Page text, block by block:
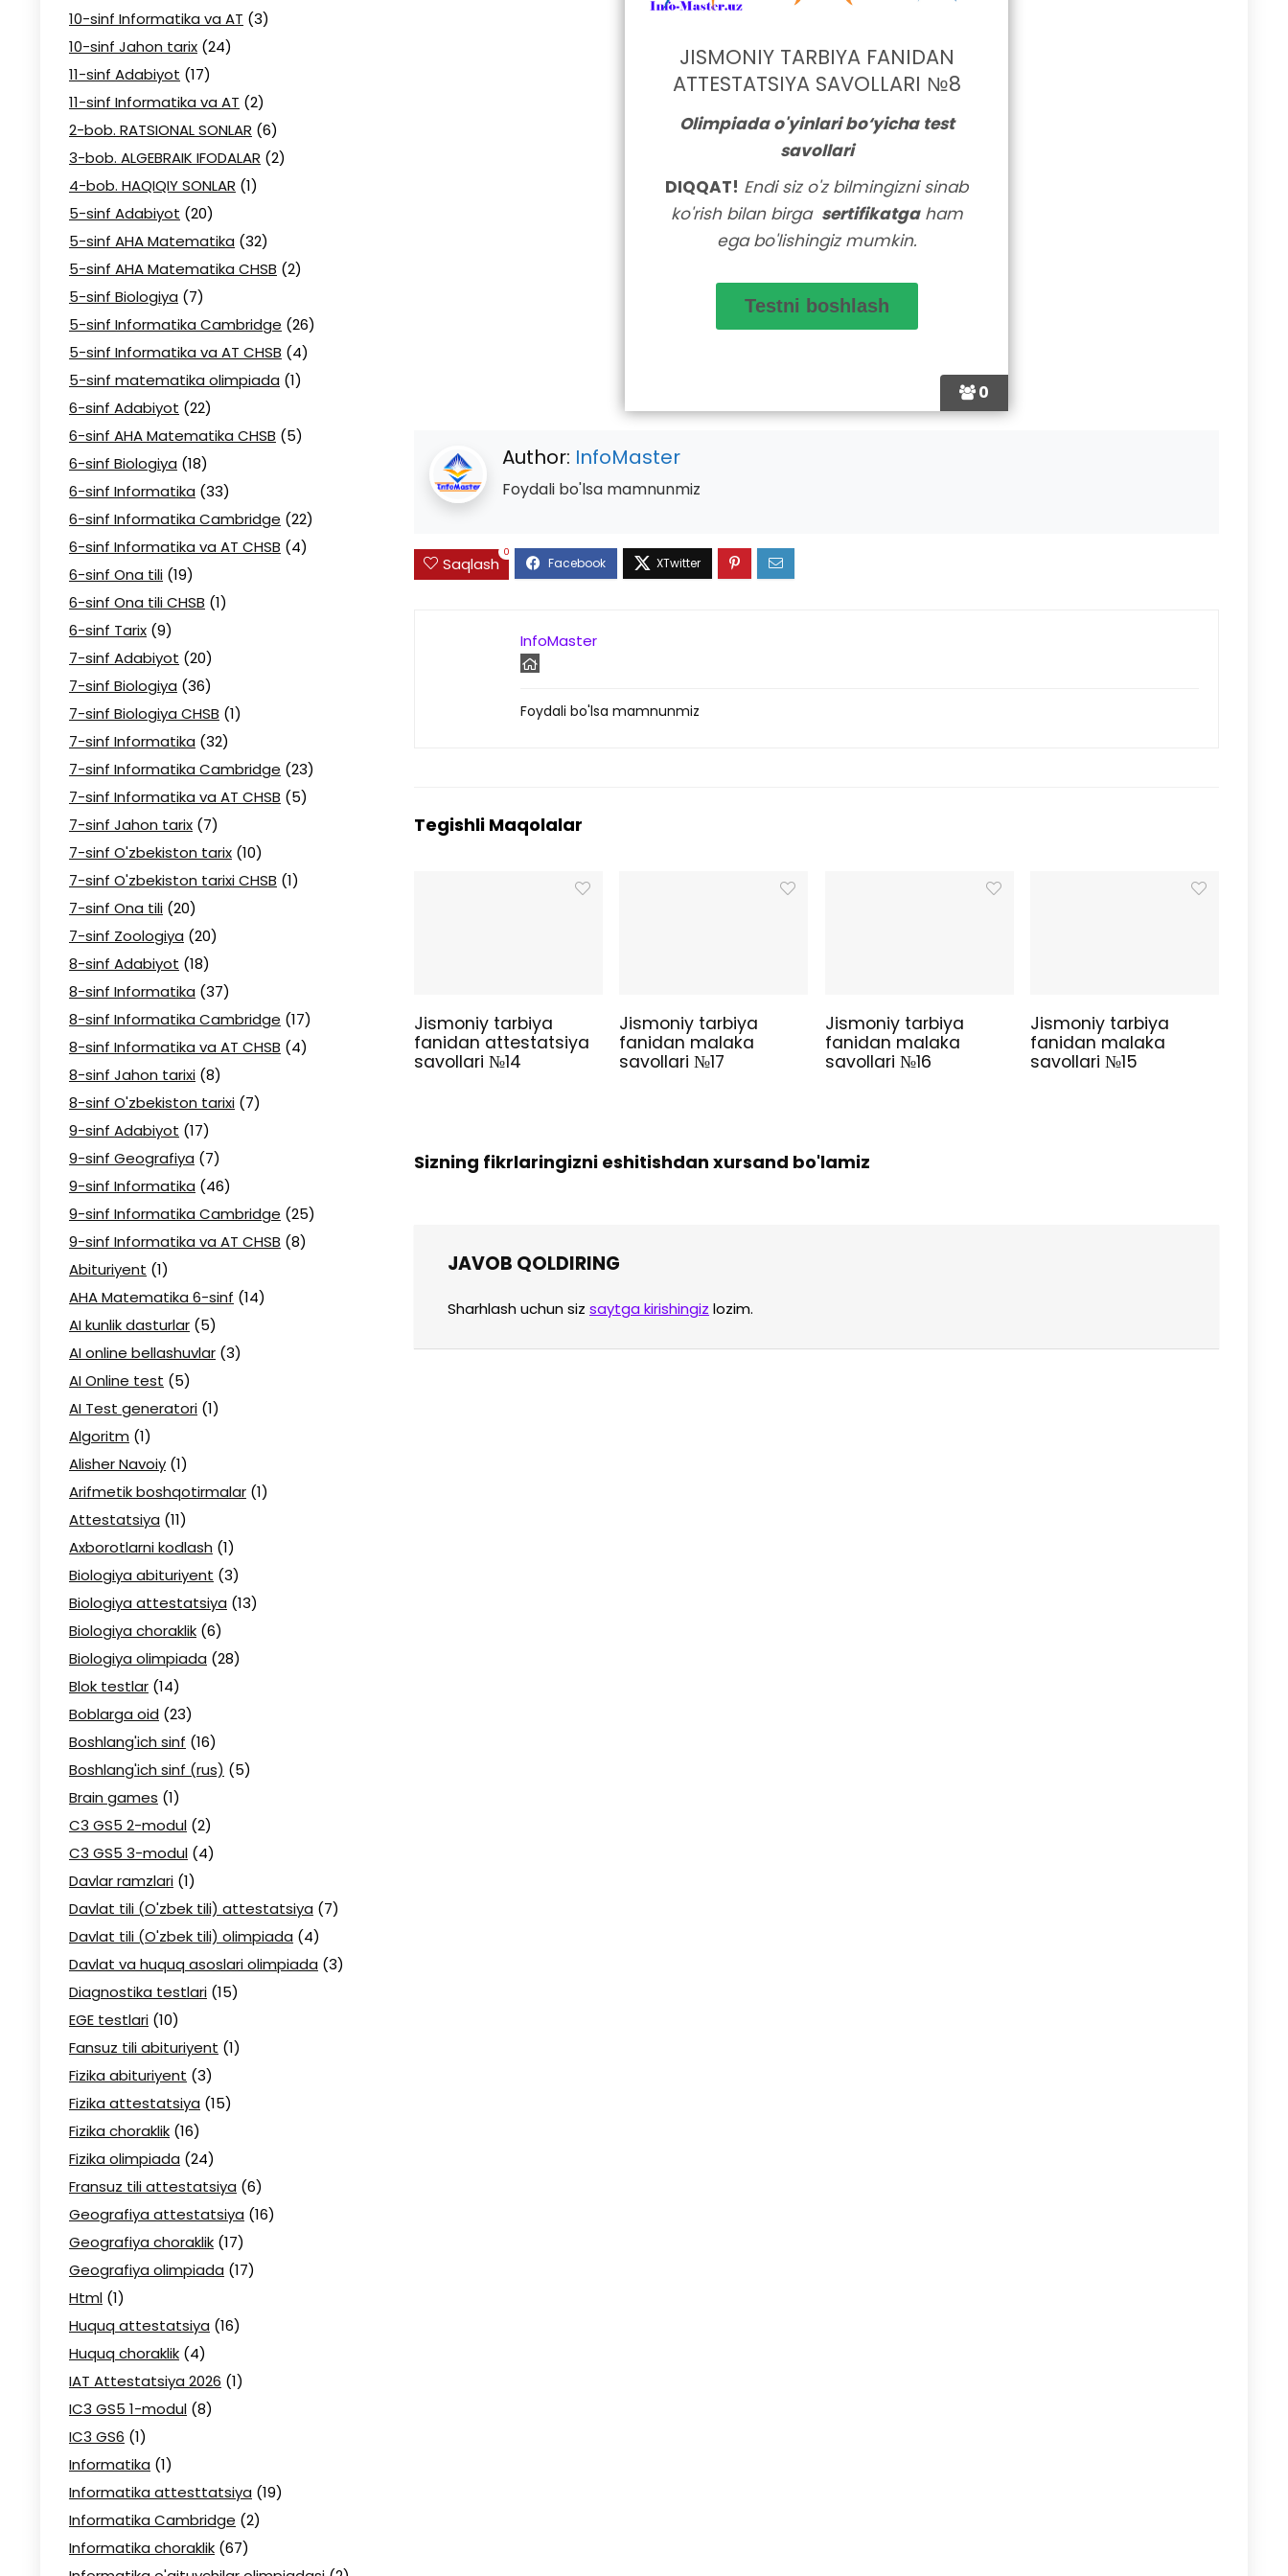
0
JISMONIY TARBIYA FANIDAN
ATTESTATSIYA SAVOLLARI №8
Olimpiada o'yinlari bo‘yicha test
savollari
DIQQAT! Endi siz o'z bilmingizni sinab
ko'rish bilan birga sertifikatgaham
ega bo'lishingiz mumkin.
Author: InfoMaster
Foydali bo'lsa mamnunmiz
Saqlash
0
InfoMaster
Foydali bo'lsa mamnunmiz
Tegishli Maqolalar
Jismoniy tarbiya
fanidan attestatsiya
savollari №14
Jismoniy tarbiya
fanidan malaka
savollari №17
Jismoniy tarbiya
fanidan malaka
savollari №16
Jismoniy tarbiya
fanidan malaka
savollari №15
Sizning fikrlaringizni eshitishdan xursand bo'lamiz
JAVOB QOLDIRING
Sharhlash uchun siz saytga kirishingiz lozim.
10-sinf Informatika va AT (3)
10-sinf Jahon tarix (24)
11-sinf Adabiyot (17)
11-sinf Informatika va AT (2)
2-bob. RATSIONAL SONLAR (6)
3-bob. ALGEBRAIK IFODALAR (2)
4-bob. HAQIQIY SONLAR (1)
5-sinf Adabiyot (20)
5-sinf AHA Matematika (32)
5-sinf AHA Matematika CHSB (2)
5-sinf Biologiya (7)
5-sinf Informatika Cambridge (26)
5-sinf Informatika va AT CHSB (4)
5-sinf matematika olimpiada (1)
6-sinf Adabiyot (22)
6-sinf AHA Matematika CHSB (5)
6-sinf Biologiya (18)
6-sinf Informatika (33)
6-sinf Informatika Cambridge (22)
6-sinf Informatika va AT CHSB (4)
6-sinf Ona tili (19)
6-sinf Ona tili CHSB (1)
6-sinf Tarix (9)
7-sinf Adabiyot (20)
7-sinf Biologiya (36)
7-sinf Biologiya CHSB (1)
7-sinf Informatika (32)
7-sinf Informatika Cambridge (23)
7-sinf Informatika va AT CHSB (5)
7-sinf Jahon tarix (7)
7-sinf O'zbekiston tarix (10)
7-sinf O'zbekiston tarixi CHSB (1)
7-sinf Ona tili (20)
7-sinf Zoologiya (20)
8-sinf Adabiyot (18)
8-sinf Informatika (37)
8-sinf Informatika Cambridge (17)
8-sinf Informatika va AT CHSB (4)
8-sinf Jahon tarixi (8)
8-sinf O'zbekiston tarixi (7)
9-sinf Adabiyot (17)
9-sinf Geografiya (7)
9-sinf Informatika (46)
9-sinf Informatika Cambridge (25)
9-sinf Informatika va AT CHSB (8)
Abituriyent (1)
AHA Matematika 6-sinf (14)
AI kunlik dasturlar (5)
AI online bellashuvlar (3)
AI Online test (5)
AI Test generatori (1)
Algoritm (1)
Alisher Navoiy (1)
Arifmetik boshqotirmalar (1)
Attestatsiya (11)
Axborotlarni kodlash (1)
Biologiya abituriyent (3)
Biologiya attestatsiya (13)
Biologiya choraklik (6)
Biologiya olimpiada (28)
Blok testlar (14)
Boblarga oid (23)
Boshlang'ich sinf (16)
Boshlang'ich sinf (rus) (5)
Brain games (1)
C3 GS5 2-modul (2)
C3 GS5 3-modul (4)
Davlar ramzlari (1)
Davlat tili (O'zbek tili) attestatsiya (7)
Davlat tili (O'zbek tili) olimpiada (4)
Davlat va huquq asoslari olimpiada (3)
Diagnostika testlari (15)
EGE testlari (10)
Fansuz tili abituriyent (1)
Fizika abituriyent (3)
Fizika attestatsiya (15)
Fizika choraklik (16)
Fizika olimpiada (24)
Fransuz tili attestatsiya (6)
Geografiya attestatsiya (16)
Geografiya choraklik (17)
Geografiya olimpiada (17)
Html (1)
Huquq attestatsiya (16)
Huquq choraklik (4)
IAT Attestatsiya 2026 (1)
IC3 GS5 1-modul (8)
IC3 GS6 (1)
Informatika (1)
Informatika attesttatsiya (19)
Informatika Cambridge (2)
Informatika choraklik (67)